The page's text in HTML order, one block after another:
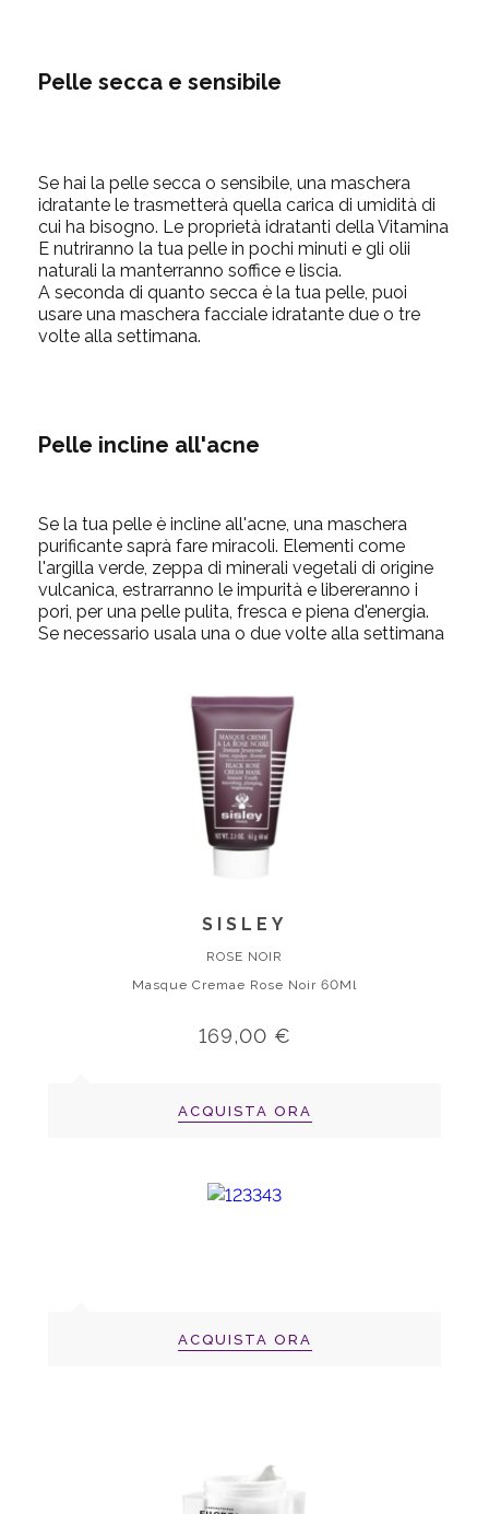
Pelle secca e sensibile
Se hai la pelle secca o sensibile, una maschera
idratante le trasmetterà quella carica di umidità di
cui ha bisogno. Le proprietà idratanti della Vitamina
E nutriranno la tua pelle in pochi minuti e gli olii
naturali la manterranno soffice e liscia.
A seconda di quanto secca è la tua pelle, puoi
usare una maschera facciale idratante due o tre
volte alla settimana.
Pelle incline all'acne
Se la tua pelle è incline all'acne, una maschera
purificante saprà fare miracoli. Elementi come
l'argilla verde, zeppa di minerali vegetali di origine
vulcanica, estrarranno le impurità e libereranno i
pori, per una pelle pulita, fresca e piena d'energia.
Se necessario usala una o due volte alla settimana
SISLEY
ROSE NOIR
Masque Cremae Rose Noir 60Ml
169,00 €
ACQUISTA ORA
ACQUISTA ORA